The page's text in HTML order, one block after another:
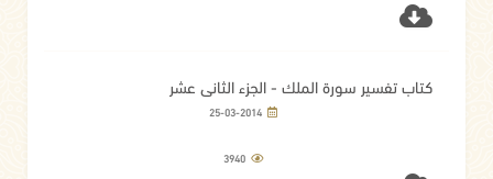
كتاب تفسير سورة الملك - الجزء الثاني عشر
25-03-2014
3940